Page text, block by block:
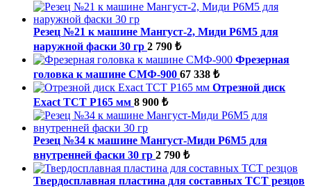
Резец №21 к машине Мангуст-2, Миди Р6М5 для
наружной фаски 30 гр 2 790 ₺
Фрезерная
головка к машине СМФ-900 67 338 ₺
Отрезной диск
Exact TCT P165 мм 8 900 ₺
Резец №34 к машине Мангуст-Миди Р6М5 для
внутренней фаски 30 гр 2 790 ₺
Твердосплавная пластина для составных ТСТ резцов